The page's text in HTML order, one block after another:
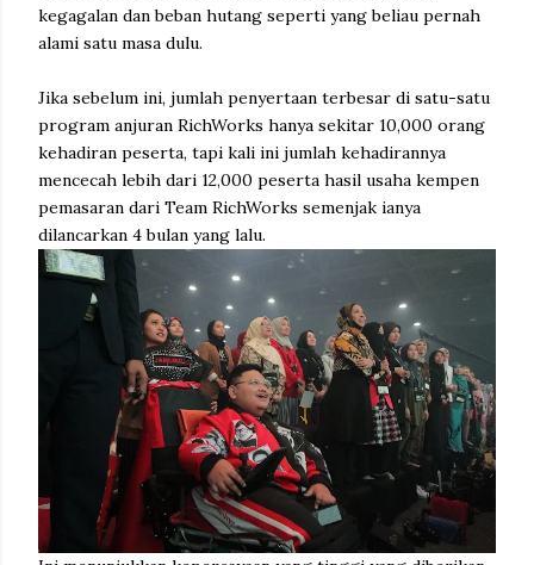
kegagalan dan beban hutang seperti yang beliau pernah
alami satu masa dulu.
Jika sebelum ini, jumlah penyertaan terbesar di satu-satu
program anjuran RichWorks hanya sekitar 10,000 orang
kehadiran peserta, tapi kali ini jumlah kehadirannya
mencecah lebih dari 12,000 peserta hasil usaha kempen
pemasaran dari Team RichWorks semenjak ianya
dilancarkan 4 bulan yang lalu.